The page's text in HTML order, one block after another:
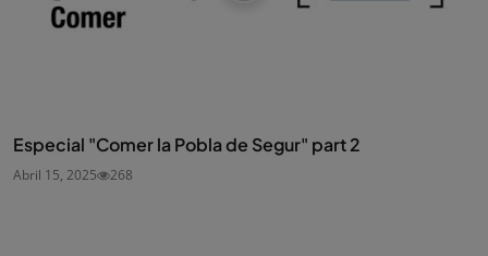
Especial "Comer la Pobla de Segur" part 2
Abril 15, 2025 268